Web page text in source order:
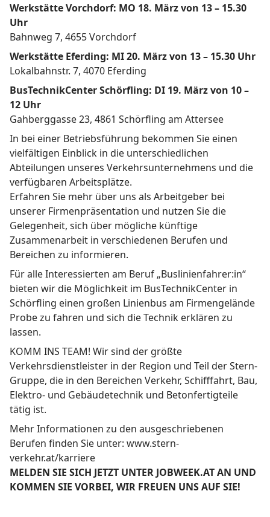
Werkstätte Vorchdorf: MO 18. März von 13 – 15.30
Uhr
Bahnweg 7, 4655 Vorchdorf
Werkstätte Eferding: MI 20. März von 13 – 15.30 Uhr
Lokalbahnstr. 7, 4070 Eferding
BusTechnikCenter Schörfling: DI 19. März von 10 –
12 Uhr
Gahberggasse 23, 4861 Schörfling am Attersee
In bei einer Betriebsführung bekommen Sie einen
vielfältigen Einblick in die unterschiedlichen
Abteilungen unseres Verkehrsunternehmens und die
verfügbaren Arbeitsplätze.
Erfahren Sie mehr über uns als Arbeitgeber bei
unserer Firmenpräsentation und nutzen Sie die
Gelegenheit, sich über mögliche künftige
Zusammenarbeit in verschiedenen Berufen und
Bereichen zu informieren.
Für alle Interessierten am Beruf „Buslinienfahrer:in“
bieten wir die Möglichkeit im BusTechnikCenter in
Schörfling einen großen Linienbus am Firmengelände
Probe zu fahren und sich die Technik erklären zu
lassen.
KOMM INS TEAM! Wir sind der größte
Verkehrsdienstleister in der Region und Teil der Stern-
Gruppe, die in den Bereichen Verkehr, Schifffahrt, Bau,
Elektro- und Gebäudetechnik und Betonfertigteile
tätig ist.
Mehr Informationen zu den ausgeschriebenen
Berufen finden Sie unter: www.stern-
verkehr.at/karriere
MELDEN SIE SICH JETZT UNTER JOBWEEK.AT AN UND
KOMMEN SIE VORBEI, WIR FREUEN UNS AUF SIE!